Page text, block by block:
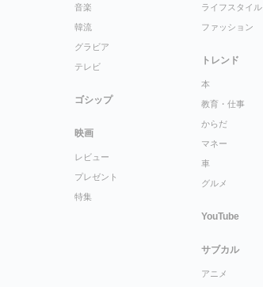
音楽
韓流
グラビア
テレビ
ゴシップ
映画
レビュー
プレゼント
特集
ライフスタイル
ファッション
トレンド
本
教育・仕事
からだ
マネー
車
グルメ
YouTube
サブカル
アニメ